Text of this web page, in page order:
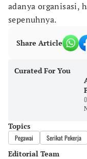
adanya organisasi,
sepenuhnya.
Share Article
Curated For You
Topics
Pegawai Serikat Pekerja
Editorial Team